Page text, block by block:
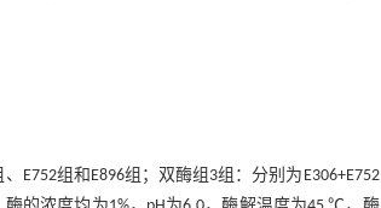
E752组和E896组；双酶组3组：分别为E306+E752